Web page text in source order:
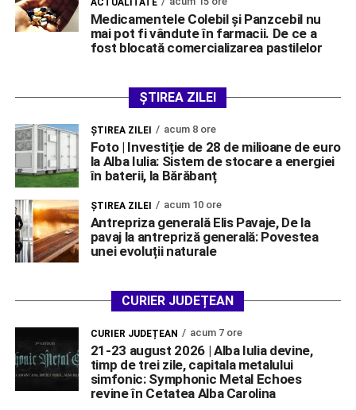
Medicamentele Colebil și Panzcebil nu
mai pot fi vândute în farmacii. De ce a
fost blocată comercializarea pastilelor
ȘTIREA ZILEI
ŞTIREA ZILEI acum 8 ore
Foto | Investiție de 28 de milioane de euro
la Alba Iulia: Sistem de stocare a energiei
în baterii, la Bărăbanț
ŞTIREA ZILEI acum 10 ore
Antrepriza generală Elis Pavaje, De la
pavaj la antrepriză generală: Povestea
unei evoluții naturale
CURIER JUDEȚEAN
CURIER JUDEȚEAN acum 7 ore
21-23 august 2026 | Alba Iulia devine,
timp de trei zile, capitala metalului
simfonic: Symphonic Metal Echoes
revine în Cetatea Alba Carolina